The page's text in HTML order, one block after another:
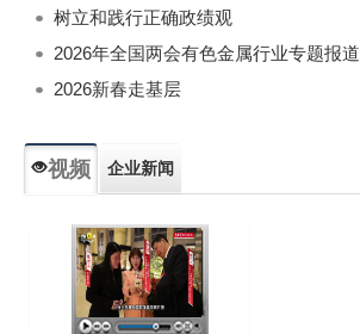
树立和践行正确政绩观
2026年全国两会有色金属行业专题报道
2026新春走基层
视频 企业新闻